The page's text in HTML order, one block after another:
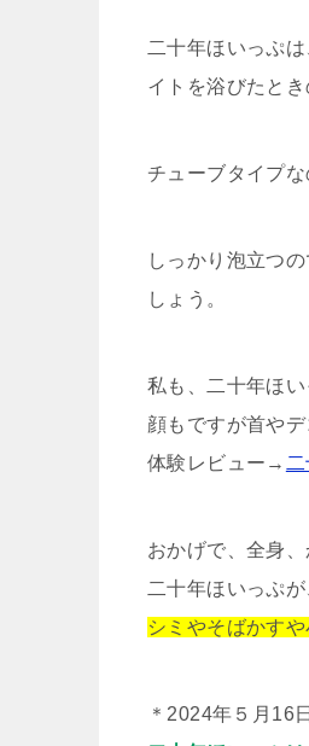
二十年ほいっぷ
イトを浴びたとき
チューブタイプ
しっかり泡立つの
しょう。
私も、二十年ほい
顔もですが首や
体験レビュー→
おかげで、全身
二十年ほいっぷ
シミやそばかす
＊2024年５月16